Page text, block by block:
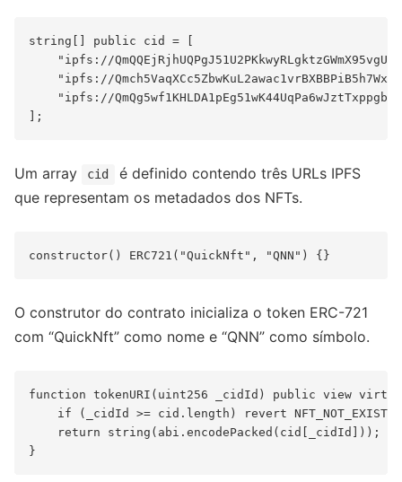
string[] public cid = [
"ipfs://
"ipfs://
"ipfs://
Um array cid
é definido contendo três URLs IPFS
que representam os metadados dos NFTs.
O construtor do contrato inicializa o token ERC-721
com “QuickNft” como nome e “QNN” como símbolo.
function tokenURI(uint256 _cidId) public view
if (_cidId >= cid.length) revert
    return string(abi.encodePacked(cid[_cidId]));